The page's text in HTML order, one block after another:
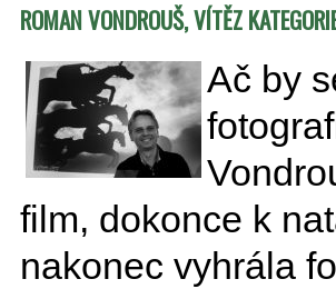
ROMAN VONDROUŠ, VÍTĚZ
Ač by
film, dokonce k
nakonec vyhrála